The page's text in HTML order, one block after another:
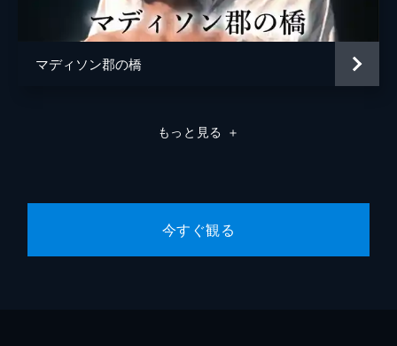
マディソン郡の橋
もっと見る ＋
今すぐ観る